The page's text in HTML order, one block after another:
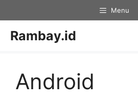
to
content
Menu
Rambay.id
Android